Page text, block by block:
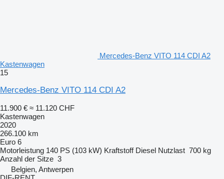
Mercedes-Benz VITO 114 CDI A2
Kastenwagen
15
Mercedes-Benz VITO 114 CDI A2
11.900 € ≈ 11.120 CHF
Kastenwagen
2020
266.100 km
Euro 6
Motorleistung 140 PS (103 kW) Kraftstoff Diesel Nutzlast 700 kg
Anzahl der Sitze 3
Belgien, Antwerpen